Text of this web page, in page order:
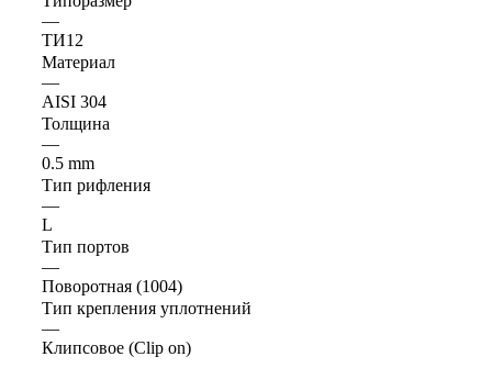
—
ТИ12
Материал
—
AISI 304
Толщина
—
0.5 mm
Тип рифления
—
L
Тип портов
—
Поворотная (1004)
Тип крепления уплотнений
—
Клипсовое (Clip on)